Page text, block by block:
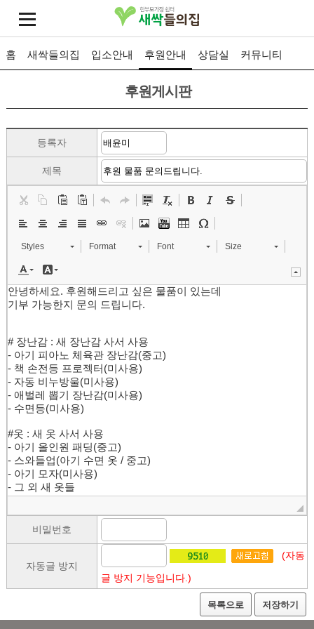
홈 새싹들의집 입소안내 후원안내 상담실 커뮤니티
후원게시판
등록자
제목
Styles Format Font Size
비밀번호
자동글 방지
(자동
글 방지 기능입니다.)
목록으로 저장하기